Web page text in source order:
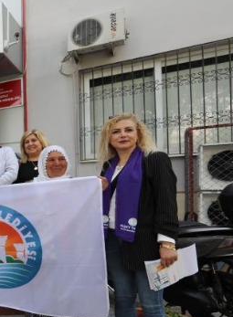
GÜNDEM
Başkan Vekili Beşikci,
Gündoğdu
Mahallesi’nde
Vatandaşlarla Buluştu